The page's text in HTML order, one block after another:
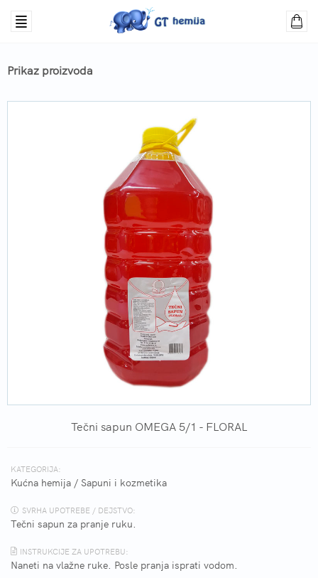
Prikaz proizvoda
Tečni sapun OMEGA 5/1 - FLORAL
KATEGORIJA:
Kućna hemija / Sapuni i kozmetika
SVRHA UPOTREBE / DEJSTVO:
Tečni sapun za pranje ruku.
INSTRUKCIJE ZA UPOTREBU:
Naneti na vlažne ruke. Posle pranja isprati vodom.